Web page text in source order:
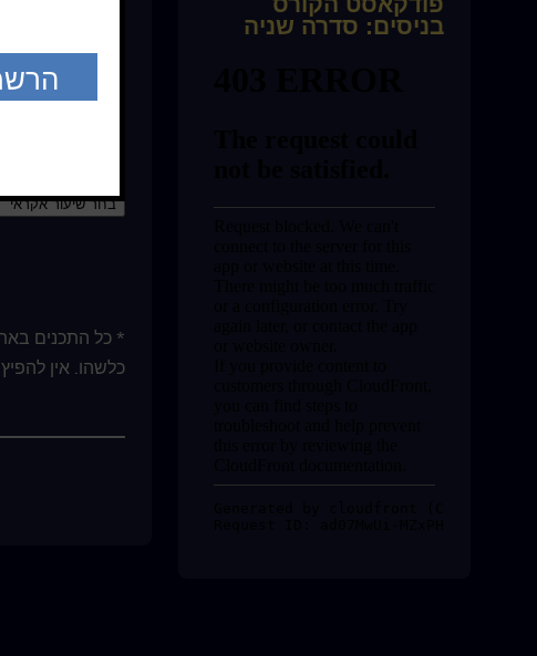
בזמני התרגול
במשך היום
* כל התכנים
כלשהו. אין
בניסים: סדרה שניה